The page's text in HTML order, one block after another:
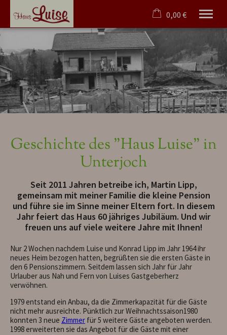
23. bis 30. August
2 Erwachsene
Willkommen
Zimmer & Angebote
Bad Hindelang Plus
Kontakt
08324 7632
0,00 €
Warenkorb ist leer
Geschichte des "Haus Luise" in
Unterjoch
Seit 2011 Jahren betreibe ich, Martin Lipp,
gemeinsam mit meiner Familie die kleine Pension
und führe sie im Sinne meiner Eltern fort. In diesem
Jahr feiert das Haus 60 jähriges Jubiläum. Und wir
freuen uns auf viele weitere Jahre mit Ihnen!
Nur 2 Wochen nachdem Luise und Konrad Lipp im Jahr 1964 ihr
neues Heim bezogen hatten, begrüßten sie die ersten Gäste in
den 6 Pensionszimmern. Seitdem lassen sich Jahr für Jahr
Urlauber aus Nah und Fern von Luises Gastgeberherz
verwöhnen.
1979 entstand ein Anbau, da die Zimmerkapazität für die Gäste
nicht mehr ausreichte. Pünktlich zur Weihnachtssaison1980
konnten 3 neue Zimmer für 5 weitere Gäste angeboten werden.
1998 erweiterten sie das Angebot für die Gäste mit einer